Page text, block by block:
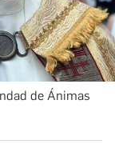
de Ánimas